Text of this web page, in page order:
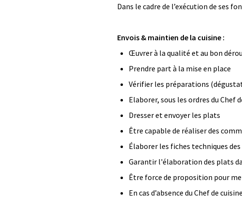
Dans le cadre de l’exécution de ses
Envois & maintien de la cuisine :
Œuvrer à la qualité et au bon
Prendre part à la mise en place
Vérifier les préparations
Elaborer, sous les ordres du Chef
Dresser et envoyer les plats
Être capable de réaliser des
Élaborer les fiches techniques
Garantir l'élaboration des plats
Être force de proposition pour
En cas d’absence du Chef de